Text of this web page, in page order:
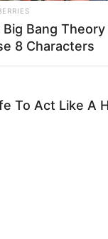
preta.
Big Bang
8 Characters
To Act Like A